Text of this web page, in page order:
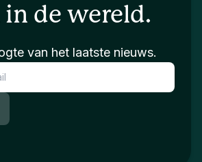
in de wereld.
van het laatste nieuws.